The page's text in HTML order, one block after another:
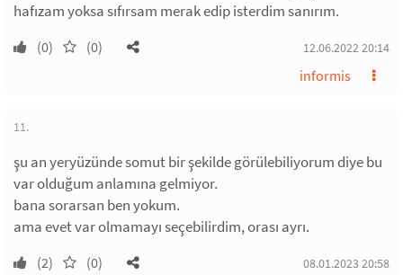
hafızam yoksa sıfırsam merak edip isterdim sanırım.
(0) (0) 12.06.2022 20:14
informis
11.
şu an yeryüzünde somut bir şekilde görülebiliyorum diye bu
var olduğum anlamına gelmiyor.
bana sorarsan ben yokum.
ama evet var olmamayı seçebilirdim, orası ayrı.
(2) (0) 08.01.2023 20:58